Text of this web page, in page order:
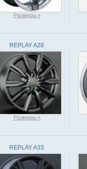
Размеры »
REPLAY A28
Размеры »
REPLAY A33